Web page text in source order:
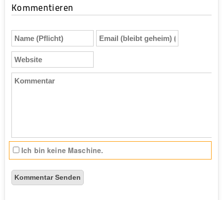
Kommentieren
Name
(Pflicht)
Email
(bleibt
Website
Kommentar
Ich bin keine Maschine.